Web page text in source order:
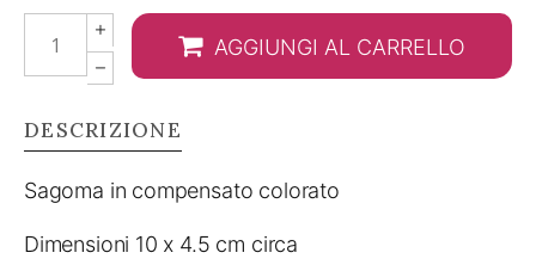
Topino
e
giallo
quantity
AGGIUNGI AL CARRELLO
DESCRIZIONE
Sagoma in compensato colorato
Dimensioni 10 x 4.5 cm circa